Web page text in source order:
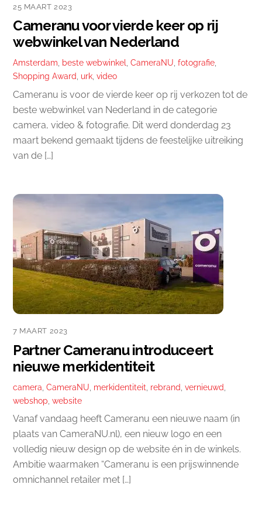
25 MAART 2023
Cameranu voor vierde keer op rij
webwinkel van Nederland
Amsterdam, beste webwinkel,CameraNU,fotografie,
Shopping Award, urk,video
Cameranu is voor de vierde keer op rij verkozen tot de
beste webwinkel van Nederland in de categorie
camera, video & fotografie. Dit werd donderdag 23
maart bekend gemaakt tijdens de feestelijke uitreiking
van de […]
7 MAART 2023
Partner Cameranu introduceert
nieuwe merkidentiteit
camera ,CameraNU merkidentiteit rebrand ,vernieuwd
webshop ,website
Vanaf vandaag heeft Cameranu een nieuwe naam (in
plaats van CameraNU.nl), een nieuw logo en een
volledig nieuw design op de website én in de winkels.
Ambitie waarmaken “Cameranu is een prijswinnende
omnichannel retailer met […]